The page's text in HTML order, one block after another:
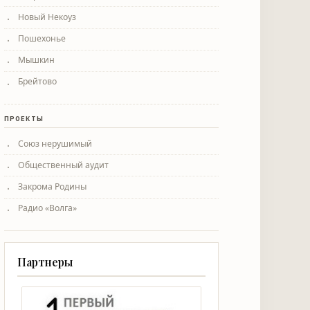
Новый Некоуз
Пошехонье
Мышкин
Брейтово
ПРОЕКТЫ
Союз нерушимый
Общественный аудит
Закрома Родины
Радио «Волга»
Партнеры